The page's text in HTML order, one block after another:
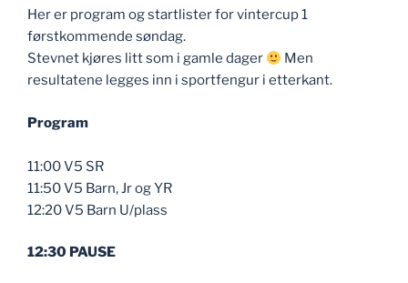
Her er program og startlister for vintercup 1
førstkommende søndag.
Stevnet kjøres litt som i gamle dager
Men
resultatene legges inn i sportfengur i etterkant.
Program
11:00 V5 SR
11:50 V5 Barn, Jr og YR
12:20 V5 Barn U/plass
12:30 PAUSE